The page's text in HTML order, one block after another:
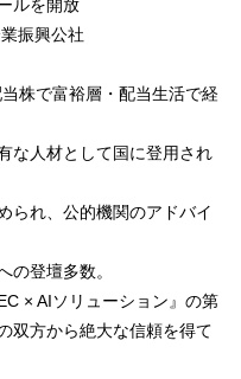
ルを開放
振興公社
株で富裕層・配当生活で経
な人材として国に登用され
られ、公的機関のアドバイ
の登壇多数。
× AIソリューション』の第
双方から絶大な信頼を得て